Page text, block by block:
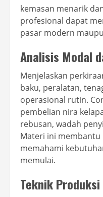
kemasan menarik
profesional dapat
pasar modern
Analisis Modal
Menjelaskan
baku, peralatan,
operasional rutin.
pembelian nira
rebusan, wadah
Materi ini membantu
memahami
memulai.
Teknik